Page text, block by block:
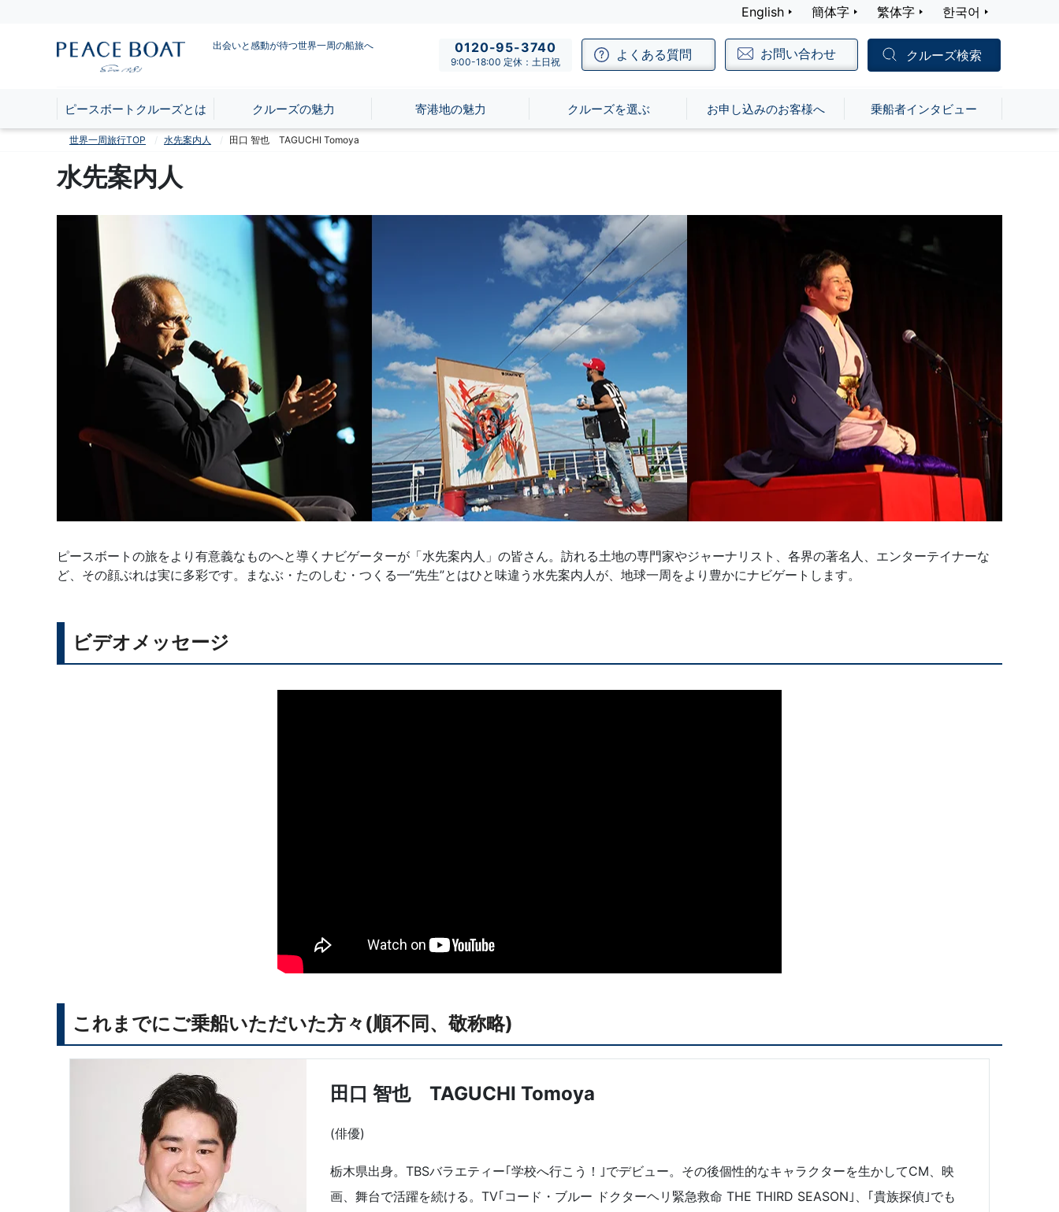
English 簡体字 繁体字 한국어
出会いと感動が待つ世界一周の船旅へ 0120-95-3740
9:00-18:00 定休：土日祝 よくある質問 お問い合わせ クルーズ検索
ピースボートクルーズとは クルーズの魅力 寄港地の魅力 クルーズを選ぶ お申し込みのお客様へ 乗船者インタビュー
世界一周旅行TOP 水先案内人 田口 智也 TAGUCHI Tomoya
水先案内人
ピースボートの旅をより有意義なものへと導くナビゲーターが「水先案内人」の皆さん。訪れる土地の専門家やジャーナリスト、各界の著名人、エンターテイナーな
ど、その顔ぶれは実に多彩です。まなぶ・たのしむ・つくる━“先生”とはひと味違う水先案内人が、地球一周をより豊かにナビゲートします。
ビデオメッセージ
これまでにご乗船いただいた方々(順不同、敬称略)
田口 智也 TAGUCHI Tomoya
(俳優)
栃木県出身。TBSバラエティー｢学校へ行こう！｣でデビュー。その後個性的なキャラクターを生かしてCM、映
画、舞台で活躍を続ける。TV｢コード・ブルー ドクターヘリ緊急救命 THE THIRD SEASON｣、｢貴族探偵｣でも